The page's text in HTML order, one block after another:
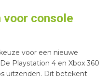
voor console
voor een nieuwe
Playstation 4 en Xbox 360
uitzenden. Dit betekent